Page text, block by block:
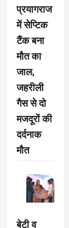
प्रयागराज
में सेप्टिक
टैंक बना
मौत का
जाल,
जहरीली
गैस से दो
मजदूरों की
दर्दनाक
मौत
बेटी व